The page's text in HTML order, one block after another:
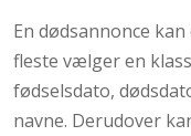
En dødsannonce
fleste vælger en
fødselsdato,
navne. Derudover